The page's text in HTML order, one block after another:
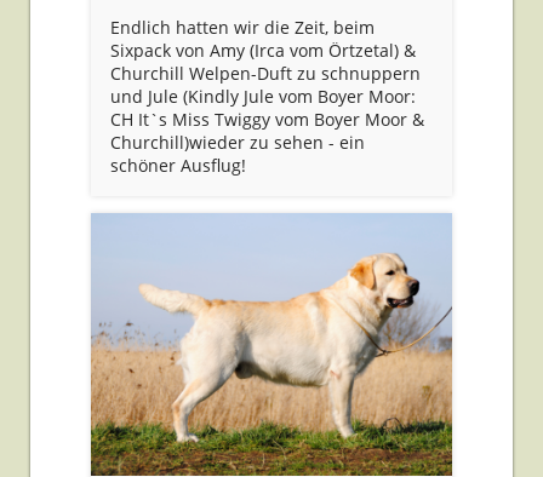
Endlich hatten wir die Zeit, beim
Sixpack von Amy (Irca vom Örtzetal) &
Churchill Welpen-Duft zu schnuppern
und Jule (Kindly Jule vom Boyer Moor:
CH It`s Miss Twiggy vom Boyer Moor &
Churchill)wieder zu sehen - ein
schöner Ausflug!